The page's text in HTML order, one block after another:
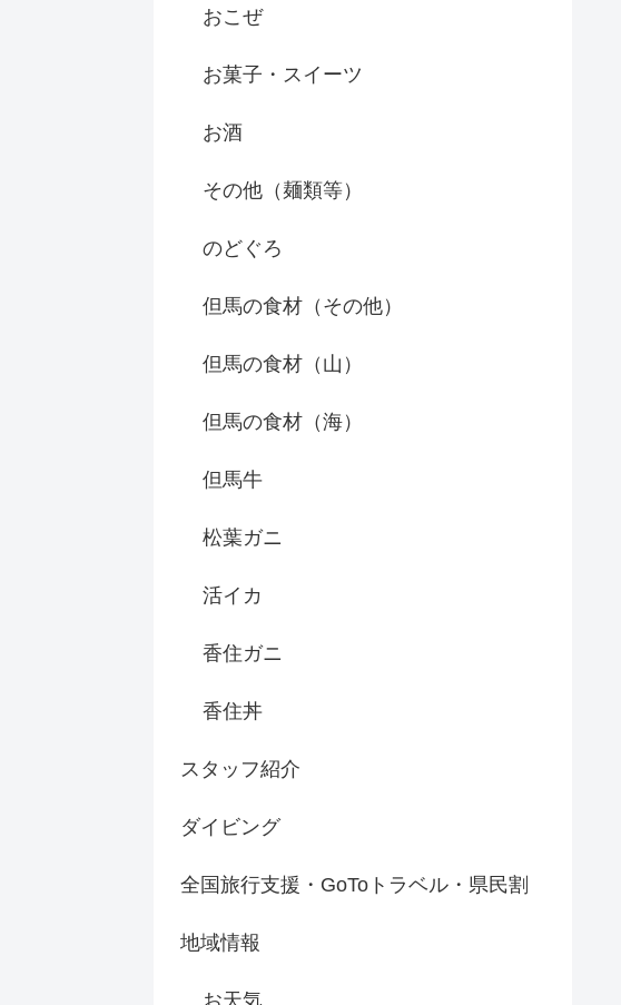
おこぜ
お菓子・スイーツ
お酒
その他（麺類等）
のどぐろ
但馬の食材（その他）
但馬の食材（山）
但馬の食材（海）
但馬牛
松葉ガニ
活イカ
香住ガニ
香住丼
スタッフ紹介
ダイビング
全国旅行支援・GoToトラベル・県民割
地域情報
お天気